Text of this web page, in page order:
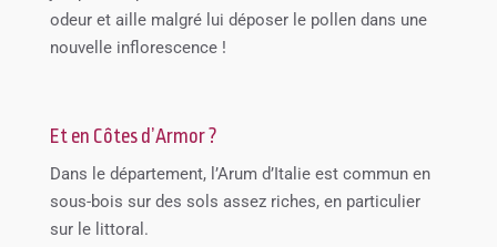
odeur et aille malgré lui déposer le pollen dans une
nouvelle inflorescence !
Et en Côtes d’Armor ?
Dans le département, l’Arum d’Italie est commun en
sous-bois sur des sols assez riches, en particulier
sur le littoral.